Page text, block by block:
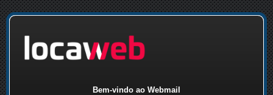
Bem-vindo ao Webmail